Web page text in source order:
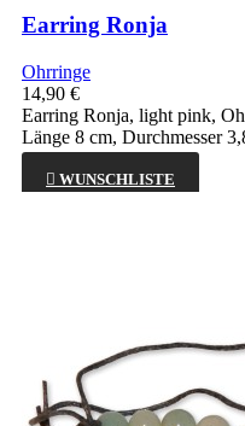
Earring Ronja
Ohrringe
14,90 €
Earring Ronja, light pink,
Länge 8 cm, Durchmesser
 WUNSCHLISTE